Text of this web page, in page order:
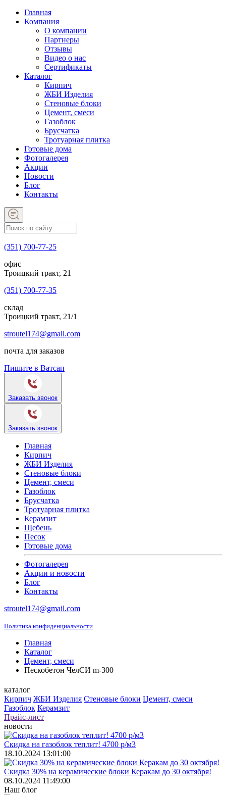
Главная
Компания
О компании
Партнеры
Отзывы
Видео о нас
Сертификаты
Каталог
Кирпич
ЖБИ Изделия
Стеновые блоки
Цемент, смеси
Газоблок
Брусчатка
Тротуарная плитка
Готовые дома
Фотогалерея
Акции
Новости
Блог
Контакты
(351) 700-77-25
офис
Троицкий тракт, 21
(351) 700-77-35
склад
Троицкий тракт, 21/1
stroutel174@gmail.com
почта для заказов
Пишите в Ватсап
Заказать звонок
Заказать звонок
Главная
Кирпич
ЖБИ Изделия
Стеновые блоки
Цемент, смеси
Газоблок
Брусчатка
Тротуарная плитка
Керамзит
Щебень
Песок
Готовые дома
Фотогалерея
Акции и новости
Блог
Контакты
stroutel174@gmail.com
Политика конфиденциальности
Главная
Каталог
Цемент, смеси
Пескобетон ЧелСИ m-300
каталог
Кирпич ЖБИ Изделия Стеновые блоки Цемент, смеси
Газоблок Керамзит
Прайс-лист
новости
Скидка на газоблок теплит! 4700 р/м3
18.10.2024 13:01:00
Скидка 30% на керамические блоки Керакам до 30 октября!
08.10.2024 11:49:00
Наш блог